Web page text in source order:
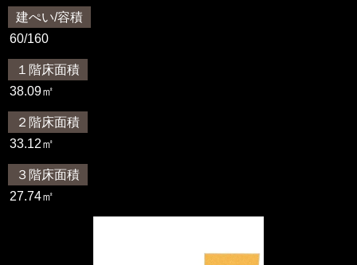
建ぺい/容積
60/160
１階床面積
38.09㎡
２階床面積
33.12㎡
３階床面積
27.74㎡